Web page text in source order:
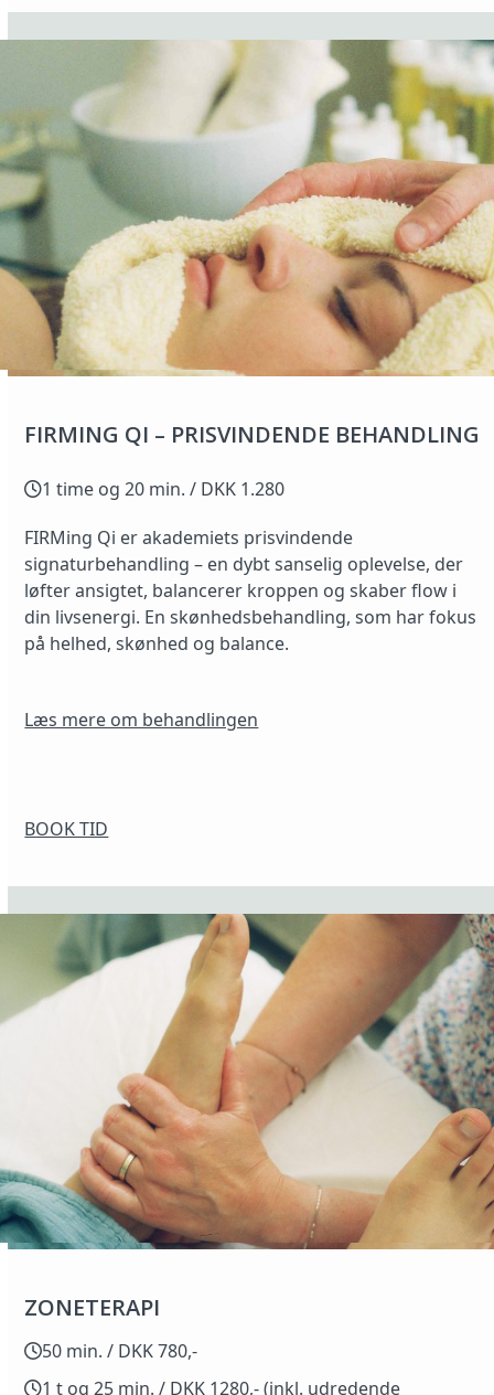
FIRMING QI – PRISVINDENDE BEHANDLING
1 time og 20 min. / DKK 1.280
FIRMing Qi er akademiets prisvindende
signaturbehandling – en dybt sanselig oplevelse, der
løfter ansigtet, balancerer kroppen og skaber flow i
din livsenergi. En skønhedsbehandling, som har fokus
på helhed, skønhed og balance.
Læs mere om behandlingen
BOOK TID
ZONETERAPI
50 min. / DKK 780,-
1 t og 25 min. / DKK 1280,- (inkl. udredende